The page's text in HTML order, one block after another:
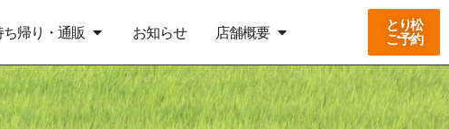
ち帰り・通販 お知らせ 店舗概要
とり松
ご予約